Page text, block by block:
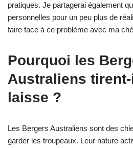
pratiques. Je partagerai également
personnelles pour un peu plus de
faire face à ce problème avec ma
Pourquoi les
Australiens
laisse ?
Les Bergers Australiens sont des
garder les troupeaux. Leur nature